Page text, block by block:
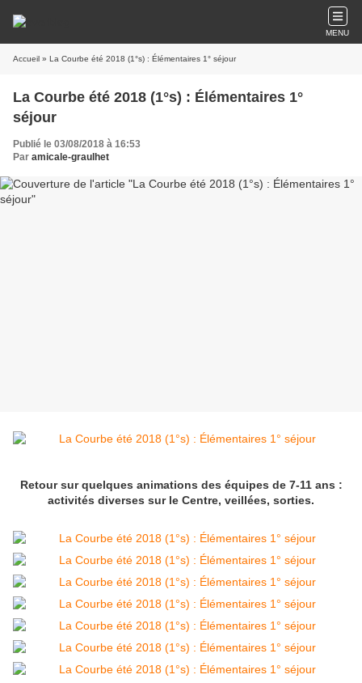
MENU
Accueil » La Courbe été 2018 (1°s) : Élémentaires 1° séjour
La Courbe été 2018 (1°s) : Élémentaires 1°
séjour
Publié le 03/08/2018 à 16:53
Par amicale-graulhet
Retour sur quelques animations des équipes de 7-11 ans :
activités diverses sur le Centre, veillées, sorties.